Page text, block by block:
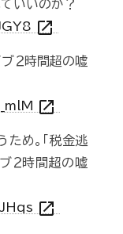
ていいのか？
open_in_new
２時間超の嘘
open_in_new
め。「税金逃
２時間超の嘘
open_in_new